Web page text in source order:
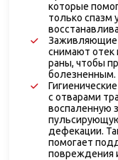
которые
только спазм
Заживляющие
снимают отек
раны, чтобы
болезненным.
с отварами
воспаленную
дефекации.
помогает
повреждения